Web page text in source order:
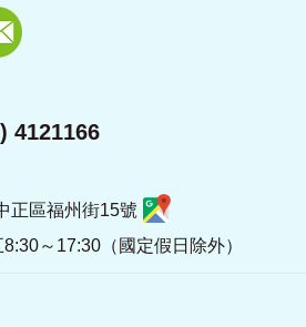
4121166
正區福州街15號
～17:30（國定假日除外）